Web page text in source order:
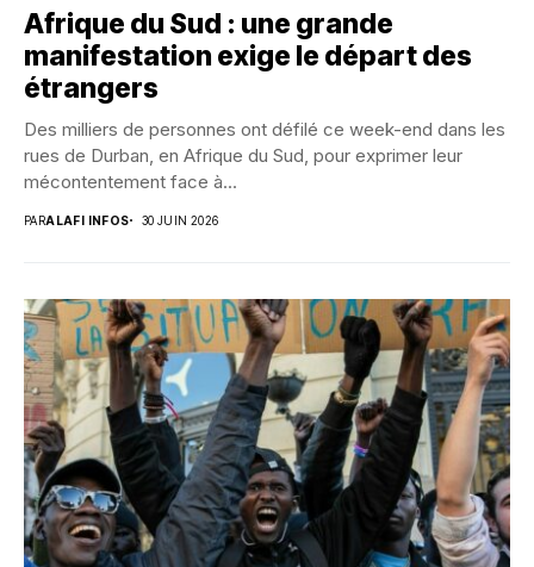
Afrique du Sud : une grande
manifestation exige le départ des
étrangers
Des milliers de personnes ont défilé ce week-end dans les
rues de Durban, en Afrique du Sud, pour exprimer leur
mécontentement face à...
PARALAFI INFOS 30 JUIN 2026